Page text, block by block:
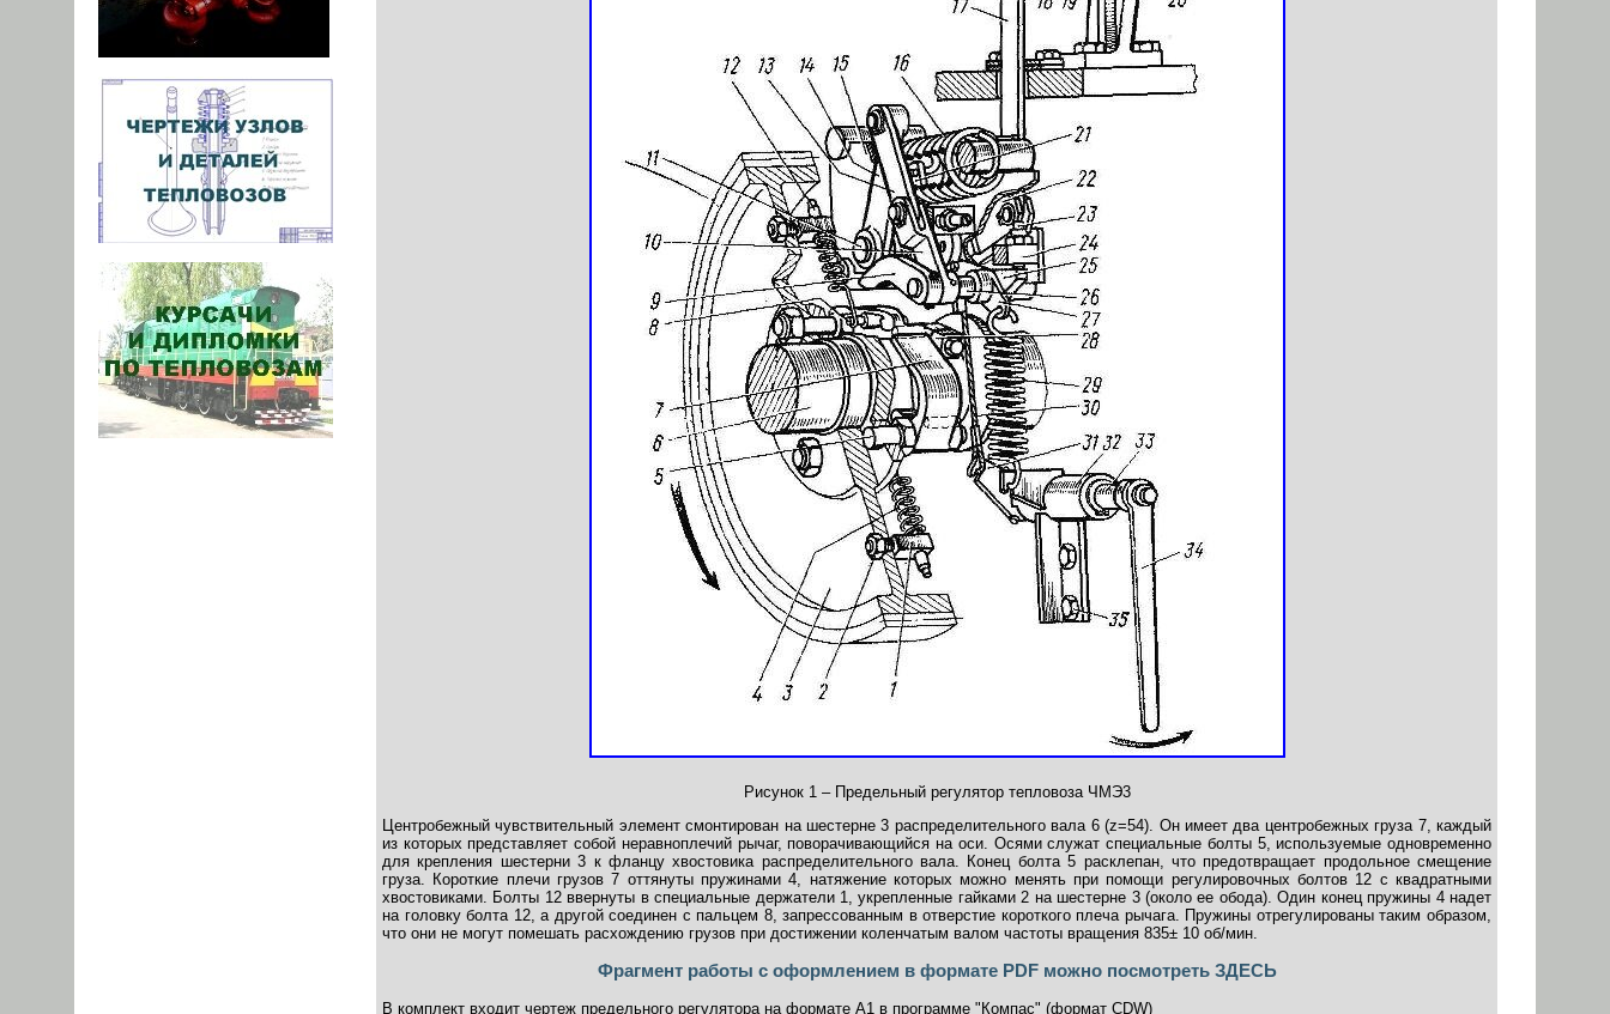
Рисунок 1 – Предельный регулятор тепловоза ЧМЭ3
Центробежный чувствительный элемент смонтирован на шестерне 3 распределительного вала 6 (z=54). Он имеет два центробежных груза 7, каждый
из которых представляет собой неравноплечий рычаг, поворачивающийся на оси. Осями служат специальные болты 5, используемые одновременно
для крепления шестерни 3 к фланцу хвостовика распределительного вала. Конец болта 5 расклепан, что предотвращает продольное смещение
груза. Короткие плечи грузов 7 оттянуты пружинами 4, натяжение которых можно менять при помощи регулировочных болтов 12 с квадратными
хвостовиками. Болты 12 ввернуты в специальные держатели 1, укрепленные гайками 2 на шестерне 3 (около ее обода). Один конец пружины 4 надет
на головку болта 12, а другой соединен с пальцем 8, запрессованным в отверстие короткого плеча рычага. Пружины отрегулированы таким образом,
что они не могут помешать расхождению грузов при достижении коленчатым валом частоты вращения 835± 10 об/мин.
Фрагмент работы с оформлением в формате PDF можно посмотреть ЗДЕСЬ
В комплект входит чертеж предельного регулятора на формате А1 в программе "Компас" (формат CDW)